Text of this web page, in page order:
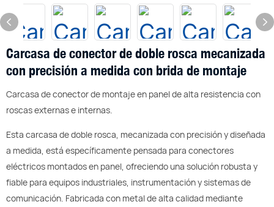
Carcasa de conector de doble rosca mecanizada
con precisión a medida con brida de montaje
Carcasa de conector de montaje en panel de alta resistencia con
roscas externas e internas.
Esta carcasa de doble rosca, mecanizada con precisión y diseñada
a medida, está específicamente pensada para conectores
eléctricos montados en panel, ofreciendo una solución robusta y
fiable para equipos industriales, instrumentación y sistemas de
comunicación. Fabricada con metal de alta calidad mediante